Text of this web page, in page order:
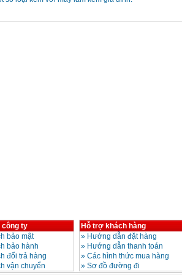
công ty
bảo mật
bảo hành
đổi trả hàng
vận chuyển
Hỗ trợ khách hàng
» Hướng dẫn đặt hàng
» Hướng dẫn thanh toán
» Các hình thức mua hàng
» Sơ đồ đường đi